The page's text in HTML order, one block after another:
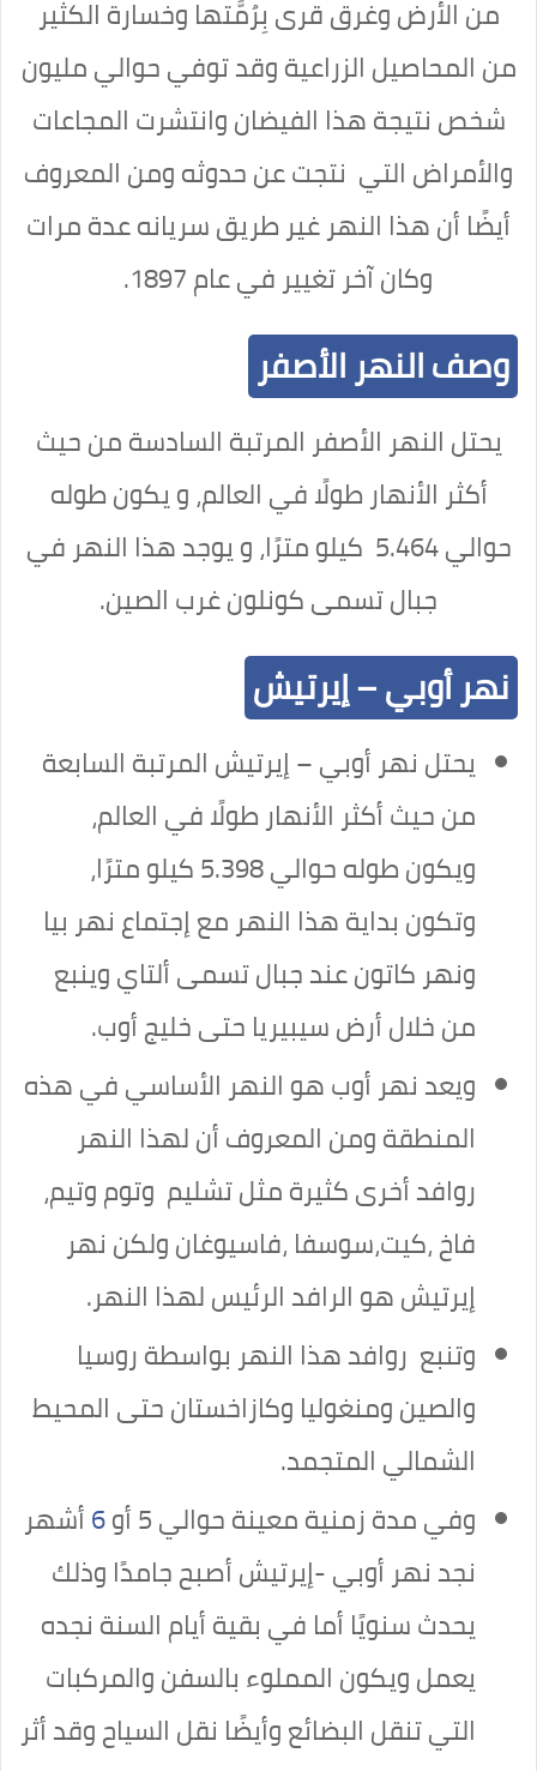
من الأرض وغرق قرى بِرُمَّتها وخسارة الكثير
من المحاصيل الزراعية وقد توفي حوالي مليون
شخص نتيجة هذا الفيضان وانتشرت المجاعات
والأمراض التي نتجت عن حدوثه ومن المعروف
أيضًا أن هذا النهر غير طريق سريانه عدة مرات
وكان آخر تغيير في عام 1897.
وصف النهر الأصفر
يحتل النهر الأصفر المرتبة السادسة من حيث
أكثر الأنهار طولًا في العالم، و يكون طوله
حوالي 5.464 كيلو مترًا، و يوجد هذا النهر في
جبال تسمى كونلون غرب الصين.
نهر أوبي – إيرتيش
يحتل نهر أوبي – إيرتيش المرتبة السابعة
من حيث أكثر الأنهار طولًا في العالم،
ويكون طوله حوالي 5.398 كيلو مترًا،
وتكون بداية هذا النهر مع إجتماع نهر بيا
ونهر كاتون عند جبال تسمى ألتاي وينبع
من خلال أرض سيبيريا حتى خليج أوب.
ويعد نهر أوب هو النهر الأساسي في هذه
المنطقة ومن المعروف أن لهذا النهر
روافد أخرى كثيرة مثل تشليم وتوم وتيم،
فاخ ،كيت،سوسفا ،فاسيوغان ولكن نهر
إيرتيش هو الرافد الرئيس لهذا النهر.
وتنبع روافد هذا النهر بواسطة روسيا
والصين ومنغوليا وكازاخستان حتى المحيط
الشمالي المتجمد.
وفي مدة زمنية معينة حوالي 5 أو
6أشهر
نجد نهر أوبي -إيرتيش أصبح جامدًا وذلك
يحدث سنويًا أما في بقية أيام السنة نجده
يعمل ويكون المملوء بالسفن والمركبات
التي تنقل البضائع وأيضًا نقل السياح وقد أثر